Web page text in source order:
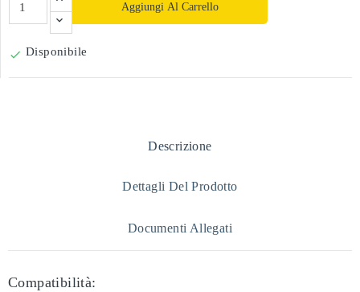
Aggiungi Al Carrello
 Disponibile
Descrizione
Dettagli Del Prodotto
Documenti Allegati
Compatibilità: